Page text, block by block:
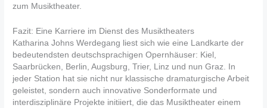
zum Musiktheater.
Fazit: Eine Karriere im Dienst des Musiktheaters
Katharina Johns Werdegang liest sich wie eine Landkarte der
bedeutendsten deutschsprachigen Opernhäuser: Kiel,
Saarbrücken, Berlin, Augsburg, Trier, Linz und nun Graz. In
jeder Station hat sie nicht nur klassische dramaturgische Arbeit
geleistet, sondern auch innovative Sonderformate und
interdisziplinäre Projekte initiiert, die das Musiktheater einem